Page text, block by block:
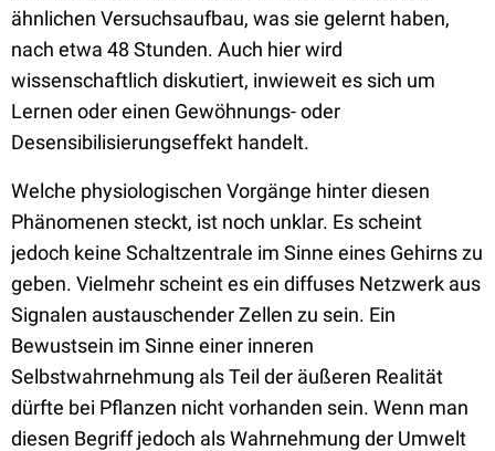
ähnlichen Versuchsaufbau, was sie gelernt haben,
nach etwa 48 Stunden. Auch hier wird
wissenschaftlich diskutiert, inwieweit es sich um
Lernen oder einen Gewöhnungs- oder
Desensibilisierungseffekt handelt.
Welche physiologischen Vorgänge hinter diesen
Phänomenen steckt, ist noch unklar. Es scheint
jedoch keine Schaltzentrale im Sinne eines Gehirns zu
geben. Vielmehr scheint es ein diffuses Netzwerk aus
Signalen austauschender Zellen zu sein. Ein
Bewustsein im Sinne einer inneren
Selbstwahrnehmung als Teil der äußeren Realität
dürfte bei Pflanzen nicht vorhanden sein. Wenn man
diesen Begriff jedoch als Wahrnehmung der Umwelt